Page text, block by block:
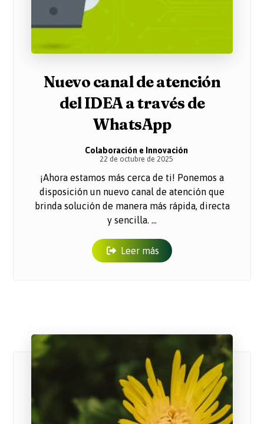
Nuevo canal de atención
del IDEA a través de
WhatsApp
Colaboración e Innovación
22 de octubre de 2025
¡Ahora estamos más cerca de ti! Ponemos a
disposición un nuevo canal de atención que
brinda solución de manera más rápida, directa
y sencilla. ...
Leer más